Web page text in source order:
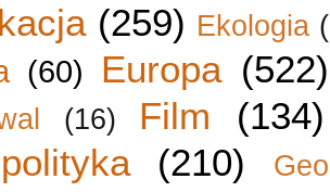
(259) Ekologia
(60) Europa (522)
(16) Film
(134)
(210)